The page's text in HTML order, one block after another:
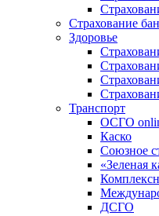
Страхование
Здоровье
Транспорт
ОСГО
Каско
Союзное
«Зеленая
ДСГО